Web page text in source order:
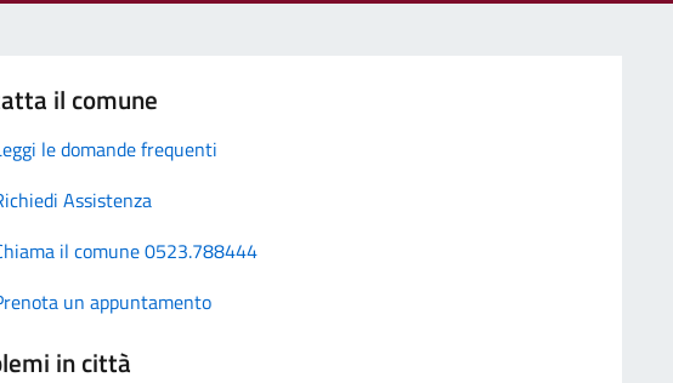
il comune
le domande frequenti
Assistenza
il comune 0523.788444
un appuntamento
in città